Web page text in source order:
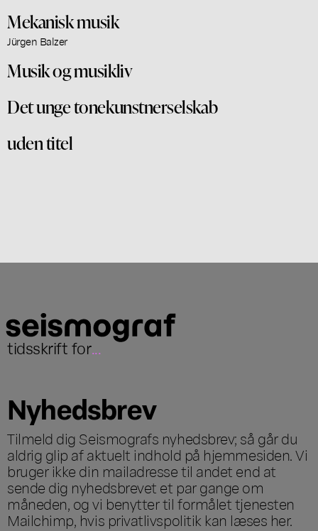
Mekanisk musik
Jürgen Balzer
Musik og musikliv
Det unge tonekunstnerselskab
uden titel
tidsskrift for...
Nyhedsbrev
Tilmeld dig Seismografs nyhedsbrev; så går du
aldrig glip af aktuelt indhold på hjemmesiden. Vi
bruger ikke din mailadresse til andet end at
sende dig nyhedsbrevet et par gange om
måneden, og vi benytter til formålet tjenesten
Mailchimp, hvis privatlivspolitik kan læses her.